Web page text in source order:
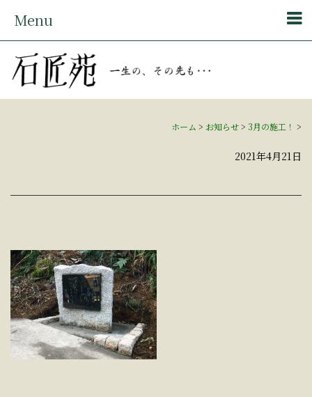
Menu
ホーム > お知らせ> 3月の施工！ >
2021年4月21日